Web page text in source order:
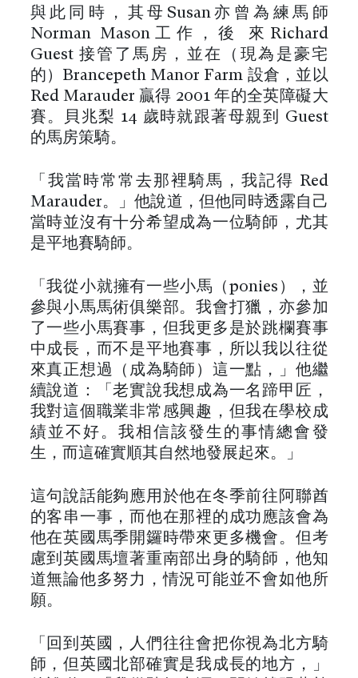
與此同時，其母Susan亦曾為練馬師
Norman Mason工作，後 來Richard
Guest 接管了馬房，並在（現為是豪宅
的）Brancepeth Manor Farm 設倉，並以
Red Marauder 贏得 2001 年的全英障礙大
賽。貝兆梨 14 歲時就跟著母親到 Guest
的馬房策騎。
「我當時常常去那裡騎馬，我記得 Red
Marauder。」他說道，但他同時透露自己
當時並沒有十分希望成為一位騎師，尤其
是平地賽騎師。
「我從小就擁有一些小馬（ponies），並
參與小馬馬術俱樂部。我會打獵，亦參加
了一些小馬賽事，但我更多是於跳欄賽事
中成長，而不是平地賽事，所以我以往從
來真正想過（成為騎師）這一點，」他繼
續說道：「老實說我想成為一名蹄甲匠，
我對這個職業非常感興趣，但我在學校成
績並不好。我相信該發生的事情總會發
生，而這確實順其自然地發展起來。」
這句說話能夠應用於他在冬季前往阿聯酋
的客串一事，而他在那裡的成功應該會為
他在英國馬季開鑼時帶來更多機會。但考
慮到英國馬壇著重南部出身的騎師，他知
道無論他多努力，情況可能並不會如他所
願。
「回到英國，人們往往會把你視為北方騎
師，但英國北部確實是我成長的地方，」